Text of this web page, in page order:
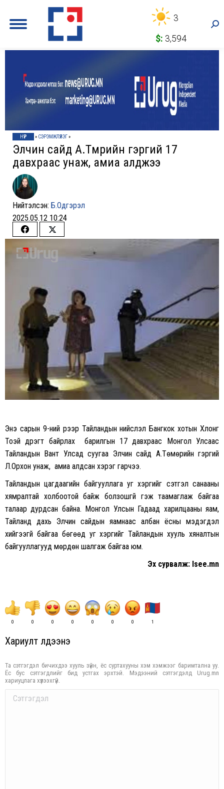
3
$: 3,594
НҮҮР » СЭРЭМЖЛҮҮЛЭГ»
Элчин сайд А.Төмөрийн гэргий 17
давхраас унаж, амиа алджээ
Нийтэлсэн: Б.Одгэрэл
2025.05.12 10:24
Share
on
Share
on
Энэ сарын 9-ний үүрээр Тайландын нийслэл Бангкок хотын Хлонг
Тоэй дүүрэгт байрлах барилгын 17 давхраас Монгол Улсаас
Тайландын Вант Улсад суугаа Элчин сайд А.Төмөрийн гэргий
Л.Орхон унаж, амиа алдсан хэрэг гарчээ.
Тайландын цагдаагийн байгууллага уг хэргийг сэтгэл санааны
хямралтай холбоотой байж болзошгүй гэж таамаглаж байгаа
талаар дурдсан байна. Монгол Улсын Гадаад харилцааны яам,
Тайланд дахь Элчин сайдын яамнаас албан ёсны мэдэгдэл
хийгээгүй байгаа бөгөөд уг хэргийг Тайландын хууль хяналтын
байгууллагууд мөрдөн шалгаж байгаа юм.
Эх сурвалж: Isee.mn
0 0 0 0 0 0 0 1
Хариулт үлдээнэ үү
Та сэтгэгдэл бичихдээ хууль зүйн, ёс суртахууны хэм хэмжээг баримтална уу.
Ёс бус сэтгэгдлийг бид устгах эрхтэй. Мэдээний сэтгэгдэлд Urug.mn
хариуцлага хүлээхгүй.
Comment